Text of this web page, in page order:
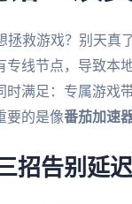
拯救游戏？别天真
专线节点，导致本
时满足：专属游戏
要的是像番茄加速
招告别延迟